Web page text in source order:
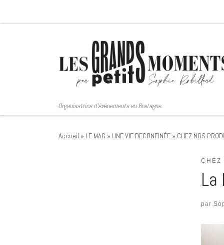
Organisatrice d'événements en Bretagne
Accueil » LE MAG » UNE VIE DECONFINÉE » CHEZ NOS
CHEZ
La
par